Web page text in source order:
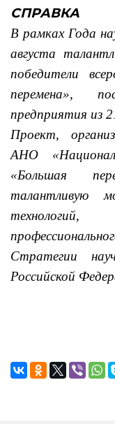
СПРАВКА
В рамках Года
августа
победители
перемена»,
предприятия из
Проект,
АНО
«Большая
талантливую
технологий,
Стратегии
Российской